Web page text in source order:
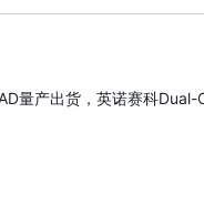
量产出货，英诺赛科